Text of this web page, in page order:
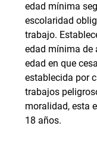
edad mínima
escolaridad
trabajo.
edad mínima de
edad en que
establecida por
trabajos
moralidad, esta
18 años.